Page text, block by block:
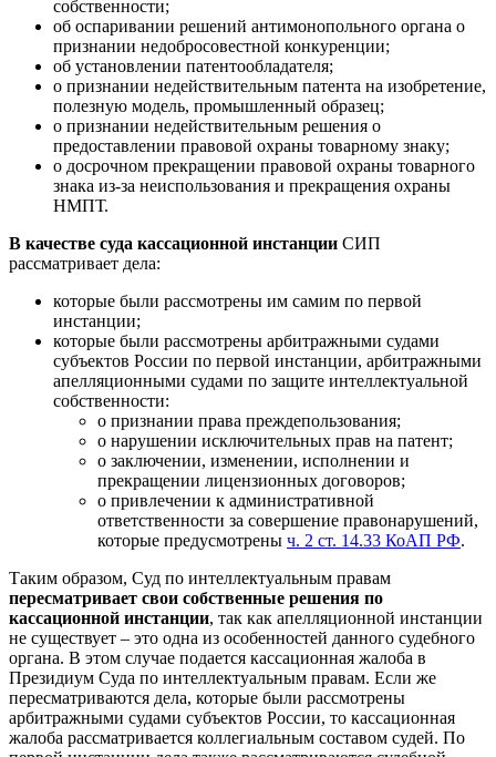
собственности;
об оспаривании решений антимонопольного органа о
признании недобросовестной конкуренции;
об установлении патентообладателя;
о признании недействительным патента на изобретение,
полезную модель, промышленный образец;
о признании недействительным решения о
предоставлении правовой охраны товарному знаку;
о досрочном прекращении правовой охраны товарного
знака из-за неиспользования и прекращения охраны
НМПТ.
В качестве суда кассационной инстанции СИП
рассматривает дела:
которые были рассмотрены им самим по первой
инстанции;
которые были рассмотрены арбитражными судами
субъектов России по первой инстанции, арбитражными
апелляционными судами по защите интеллектуальной
собственности:
о признании права преждепользования;
о нарушении исключительных прав на патент;
о заключении, изменении, исполнении и
прекращении лицензионных договоров;
о привлечении к административной
ответственности за совершение правонарушений,
которые предусмотрены ч. 2 ст. 14.33 КоАП РФ.
Таким образом, Суд по интеллектуальным правам
пересматривает свои собственные решения по
кассационной инстанции, так как апелляционной инстанции
не существует – это одна из особенностей данного судебного
органа. В этом случае подается кассационная жалоба в
Президиум Суда по интеллектуальным правам. Если же
пересматриваются дела, которые были рассмотрены
арбитражными судами субъектов России, то кассационная
жалоба рассматривается коллегиальным составом судей. По